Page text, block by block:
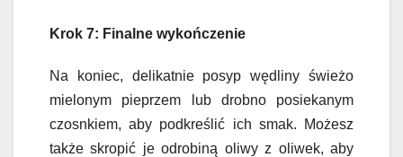
Krok 7: Finalne wykończenie
Na koniec, delikatnie posyp wędliny świeżo
mielonym pieprzem lub drobno posiekanym
czosnkiem, aby podkreślić ich smak. Możesz
także skropić je odrobiną oliwy z oliwek, aby